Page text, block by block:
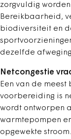
zorgvuldig
Bereikbaarheid,
biodiversiteit en
dezelfde
Netcongestie
Een van de
voorbereiding is
wordt ontworpen
warmtepompen
opgewekte